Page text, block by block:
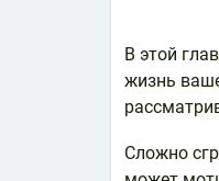
В этой
жизнь
Сложно